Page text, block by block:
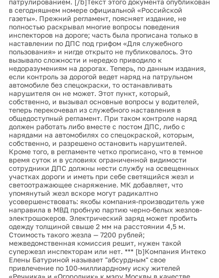
в сегодняшнем номере официальной «Российской
газеты». Прежний регламент, поясняет издание, не
полностью раскрывал многие вопросы поведения
инспекторов на дороге; часть была прописана только в
наставлении по ДПС под грифом «Для служебного
пользования» и нигде открыто не публиковалось. Это
вызывало сложности и нередко приводило к
недоразумениям на дорогах. Теперь, по данным издания,
если контроль за дорогой ведет наряд на патрульном
автомобиле без спецокраски, то останавливать
нарушителя он не может. Этот пункт, который,
собственно, и вызывал основные вопросы у водителей,
теперь перекочевал из служебного наставления в
общедоступный регламент. При таком контроле наряд
должен работать либо вместе с постом ДПС, либо с
нарядами на автомобилях со спецокраской, которым,
собственно, и разрешено остановить нарушителей.
Кроме того, в регламенте четко прописано, что в темное
время суток и в условиях ограниченной видимости
сотрудники ДПС должны нести службу на освещенных
участках дороги и иметь при себе светящийся жезл и
светоотражающее снаряжение. МК добавляет, что
упомянутый жезл вскоре могут радикалтно
усовершенствовать: якобы компания-производитель уже
направила в МВД пробную партию черно-белых жезлов-
электрошокеров. Электрический заряд может пробить
одежду толщиной свыше 2 мм на расстоянии 4,5 м.
Стоимость такого жезла — 7200 рублей;
межведомственная комиссия решит, нужен такой
супержезл инспекторам или нет. *** [b]Компания Интеко
Елены Батуриной называет "абсурдным" свое
привлечение по 100-миллиардному иску жителей
«Речника» и «Огородник» к мэру Москвы в качестве